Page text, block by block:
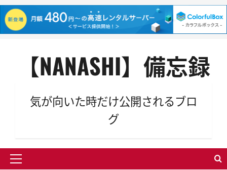
【NANASHI】備忘録
気が向いた時だけ公開されるブロ
グ
メ